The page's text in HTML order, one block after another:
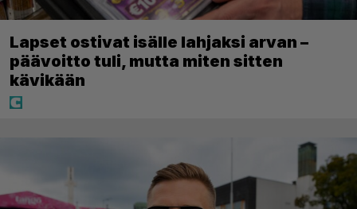
Lapset ostivat isälle lahjaksi arvan –
päävoitto tuli, mutta miten sitten
kävikään